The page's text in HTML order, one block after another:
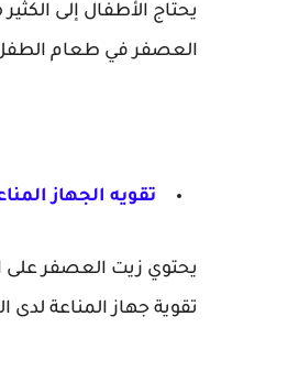
يحتاج الأطفال إلى
العصفر في طعام
تقويه الجهاز
يحتوي زيت العصفر على
تقوية جهاز المناعة لدى